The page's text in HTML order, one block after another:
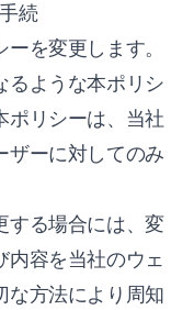
続
を変更します。
るような本ポリシ
ポリシーは、当社
ザーに対してのみ
する場合には、変
内容を当社のウェ
な方法により周知